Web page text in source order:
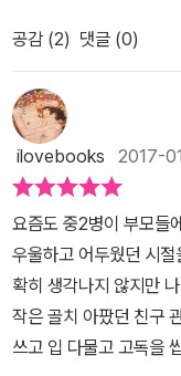
전히 숨지 않고 조냐에
이어 간다. 드디어 쥐죽
을 성큼 내딛게 된 것이다. 이렇듯 《우리는 외계에서 왔을지도
는 서로 다른 이유로 자
냐와 쥐죽이 아픔을 공
부수고 세상 속으로 힘
이’와 ‘가정 폭력’이라
만, 풋풋하디풋풋한 열
이 만들어 가는 이야기
폭을 넓히고 읽는 재미
책장을 덮을 즈음에는 “
고 나 자신을 돌아보며
조냐는 반 아이들에게
폭염이 바야흐로 교실을
것이 다행이지만 적어
는 별난 일이라곤 일어
가들의 절반이 사라져
외 수영장에서 사람이
영장에서 입장객을 세
에 서 있는 무덤가에 방
다 새하얗기까지 한 남
뱅뱅 돌며 추격적은 벌
리고 조냐는 그를 구해
흘 내내 야외 수영장에
공감 (2) 댓글 (0)
ilovebooks 2017-
요즘도 중2병이 부모들
우울하고 어두웠던 시
확히 생각나지 않지만
작은 골치 아팠던 친구
쓰고 입 다물고 고독을